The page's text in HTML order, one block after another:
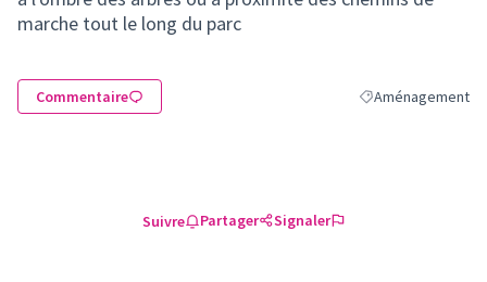
marche tout le long du parc
Commentaire Filtrer les résultats
Aménagement
Suivre Partager Signaler